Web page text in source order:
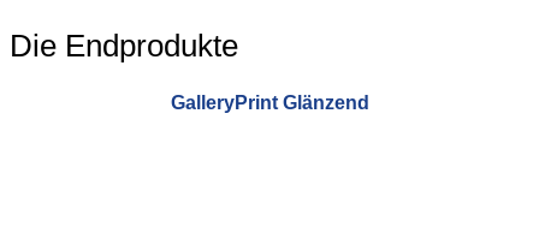
Die Endprodukte
GalleryPrint Glänzend